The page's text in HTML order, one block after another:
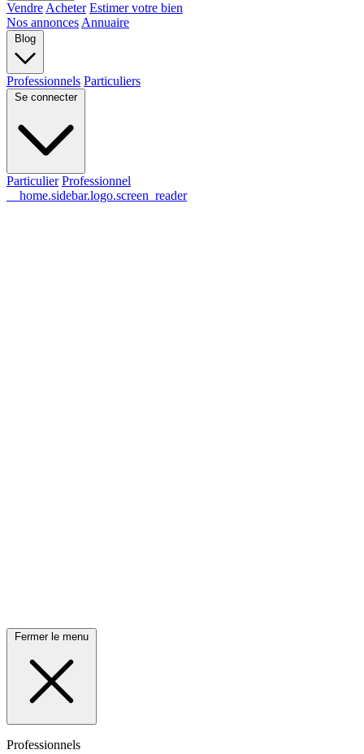
Vendre Acheter Estimer votre bien
Nos annonces Annuaire
Blog
Professionnels Particuliers
Se connecter
Particulier Professionnel
__home.sidebar.logo.screen_reader
Fermer le menu
Professionnels